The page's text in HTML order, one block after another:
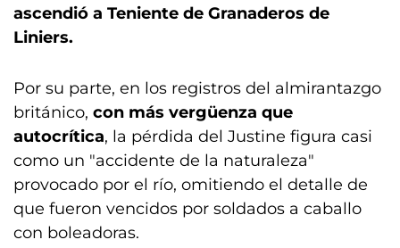
ascendió a Teniente de Granaderos de
Liniers.
Por su parte, en los registros del almirantazgo
británico, con más vergüenza que
autocrítica, la pérdida del Justine figura casi
como un "accidente de la naturaleza"
provocado por el río, omitiendo el detalle de
que fueron vencidos por soldados a caballo
con boleadoras.